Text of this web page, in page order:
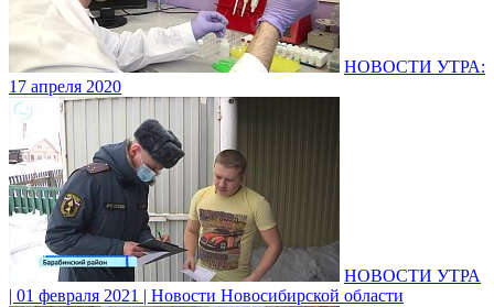
НОВОСТИ УТРА:
17 апреля 2020
НОВОСТИ УТРА
| 01 февраля 2021 | Новости Новосибирской области